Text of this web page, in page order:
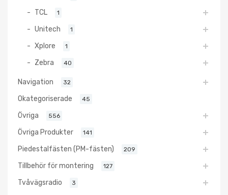
TCL 1
Unitech 1
Xplore 1
Zebra 40
Navigation 32
Okategoriserade 45
Övriga 556
Övriga Produkter 141
Piedestalfästen (PM-fästen) 209
Tillbehör för montering 127
Tvåvägsradio 3